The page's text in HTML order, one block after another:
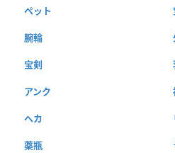
ペット
腕輪
宝剣
アンク
ヘカ
薬瓶